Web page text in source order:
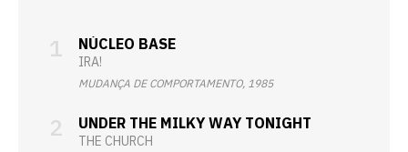
NÚCLEO BASE
IRA!
MUDANÇA DE COMPORTAMENTO, 1985
UNDER THE MILKY WAY TONIGHT
THE CHURCH